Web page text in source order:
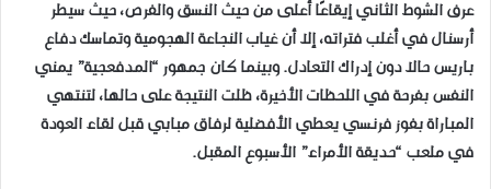
عرف الشوط الثاني إيقاعًا أعلى من حيث النسق والفرص، حيث سيطر
أرسنال في أغلب فتراته، إلا أن غياب النجاعة الهجومية وتماسك دفاع
باريس حالا دون إدراك التعادل. وبينما كان جمهور “المدفعجية” يمني
النفس بفرحة في اللحظات الأخيرة، ظلت النتيجة على حالها، لتنتهي
المباراة بفوز فرنسي يعطي الأفضلية لرفاق مبابي قبل لقاء العودة
في ملعب “حديقة الأمراء” الأسبوع المقبل.